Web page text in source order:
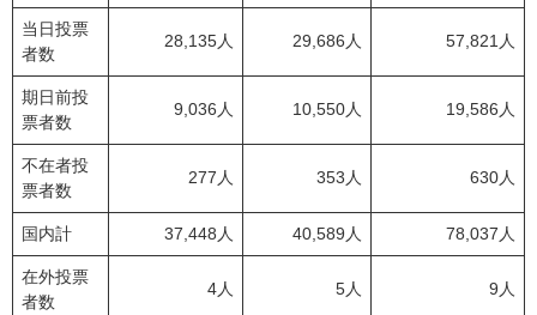
当日投票
者数
28,135人 29,686人 57,821人
期日前投
票者数
9,036人 10,550人 19,586人
不在者投
票者数
277人 353人 630人
国内計 37,448人 40,589人 78,037人
在外投票
者数
4人 5人 9人